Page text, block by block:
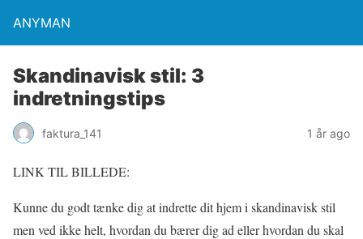
ANYMAN
Skandinavisk stil: 3
indretningstips
faktura_141 1 år ago
LINK TIL BILLEDE:
Kunne du godt tænke dig at indrette dit hjem i skandinavisk stil
men ved ikke helt, hvordan du bærer dig ad eller hvordan du skal